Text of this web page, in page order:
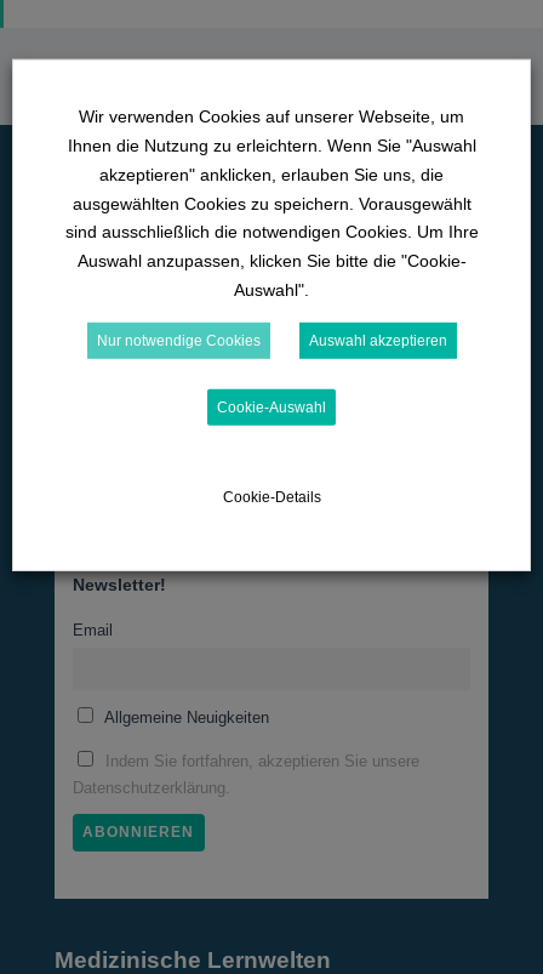
Lange Straße 42
office@wk-lernwelten.de
Newsletter!
Email
Allgemeine Neuigkeiten
Indem Sie fortfahren, akzeptieren Sie unsere
Datenschutzerklärung.
Medizinische Lernwelten
Wir verwenden Cookies auf unserer Webseite, um
Ihnen die Nutzung zu erleichtern. Wenn Sie "Auswahl
akzeptieren" anklicken, erlauben Sie uns, die
ausgewählten Cookies zu speichern. Vorausgewählt
sind ausschließlich die notwendigen Cookies. Um Ihre
Auswahl anzupassen, klicken Sie bitte die "Cookie-
Auswahl".
Nur notwendige Cookies Auswahl akzeptieren
Cookie-Auswahl
Cookie-Details